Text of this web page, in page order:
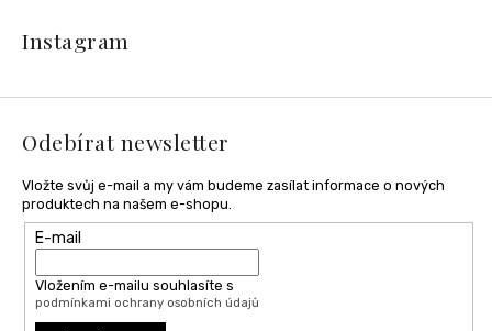
t
Instagram
Odebírat newsletter
Vložte svůj e-mail a my vám budeme zasílat informace o nových
produktech na našem e-shopu.
E-mail
Vložením e-mailu souhlasíte s
podmínkami ochrany osobních údajů